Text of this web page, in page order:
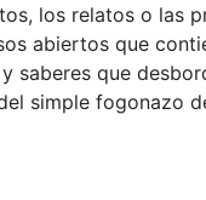
los relatos o las
abiertos que
saberes que
simple fogonazo